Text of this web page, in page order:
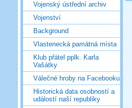
Vojenský ústřední archiv
Vojenství
Background
Vlastenecká památná místa
Klub přátel pplk. Karla
Vašátky
Válečné hroby na Facebooku
Historická data osobností a
událostí naší republiky